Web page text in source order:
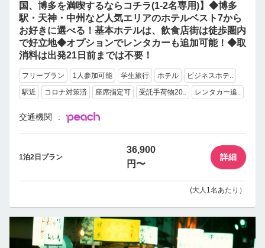
国、博多を満喫するならコチラ(1-2名専用)】◆博多
駅・天神・中州など人気エリアのホテルベスト7から
お好きに選べる！基本ホテルは、飲食店街は徒歩圏内
で好立地◆オプションでレンタカーも追加可能！◆取
消料は出発21日前までは不要！
フリープラン 1人参加可能 学生旅行 ホテル
ビジネスホテ..
駅近
コロナ対策済 座席指定可 受託手荷物20.. レンタカー追..
交通機関
1泊2日プラン
36,900
円〜
詳細
(大人1名あたり）